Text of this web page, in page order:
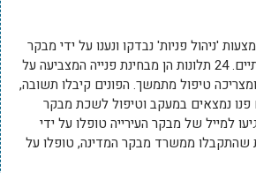
'ניהול פניות' נבדקו ונענו על ידי מבקר
העירייה והטיפול בהן הסתיים. 24 תלונות הן מבחינת פנייה המצביעה על
טיפול מתמשך. הפונים קיבלו תשובה,
פנו נמצאים במעקב וטיפול לשכת מבקר
שהגיעו למייל של מבקר העירייה טופלו על ידי
9 התלונות שהתקבלו ממשרד מבקר המדינה, טופלו על